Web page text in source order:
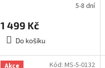
5-8 dní
1 499 Kč
Do košíku
Akce
Kód:MS-5-0132